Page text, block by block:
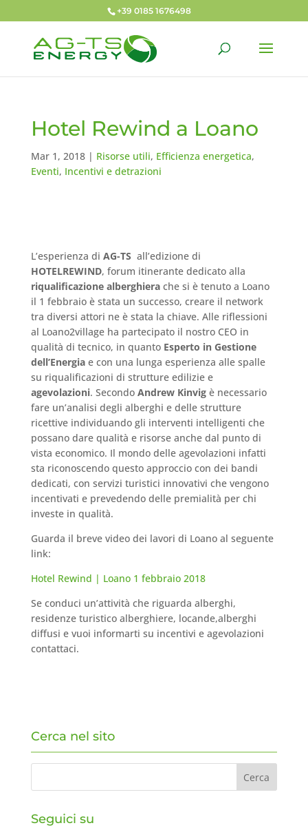
+39 0185 1676498
Hotel Rewind a Loano
Mar 1, 2018| Risorse utili, Efficienza energetica,
Eventi, Incentivi e detrazioni
L’esperienza di AG-TS all’edizione di
HOTELREWIND, forum itinerante dedicato alla
riqualificazione alberghiera che si è tenuto a Loano
il 1 febbraio è stata un successo, creare il network
tra diversi attori ne è stata la chiave. Alle riflessioni
al Loano2village ha partecipato il nostro CEO in
qualità di tecnico, in quanto Esperto in Gestione
dell’Energia e con una lunga esperienza alle spalle
su riqualificazioni di strutture edilizie e
agevolazioni. Secondo Andrew Kinvigè necessario
fare un’analisi degli alberghi e delle strutture
ricettive individuando gli interventi intelligenti che
possano dare qualità e risorse anche dal punto di
vista economico. Il mondo delle agevolazioni infatti
sta riconoscendo questo approccio con dei bandi
dedicati, con servizi turistici innovativi che vengono
incentivati e prevedendo delle premialità per chi
investe in qualità.
Guarda il breve video dei lavori di Loano al seguente
link:
Hotel Rewind | Loano 1 febbraio 2018
Se conduci un’attività che riguarda alberghi,
residenze turistico alberghiere, locande,alberghi
diffusi e vuoi informarti su incentivi e agevolazioni
contattaci.
Cerca nel sito
Seguici su